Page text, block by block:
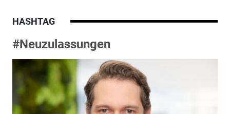
HASHTAG
#Neuzulassungen